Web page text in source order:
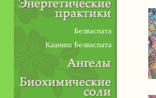
Белваспата
Кааниш Белваспата